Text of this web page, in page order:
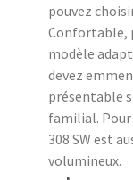
pouvez
Confortable,
modèle
devez
présentable
familial.
308 SW est
volumineux.